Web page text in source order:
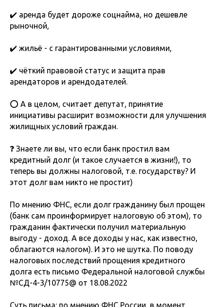
✔️ аренда будет дороже соцнайма, но дешевле
рыночной,
✔️ жильё - с гарантированными условиями,
✔️ чёткий правовой статус и защита прав
арендаторов и арендодателей.
⭕️ А в целом, считает депутат, принятие
инициативы расширит возможности для улучшения
жилищных условий граждан.
❓ Знаете ли вы, что если банк простил вам
кредитный долг (и такое случается в жизни!), то
теперь вы должны налоговой, т.е. государству? И
этот долг вам никто не простит)
По мнению ФНС, если долг гражданину был прощен
(банк сам проинформирует налоговую об этом), то
гражданин фактически получил материальную
выгоду - доход. А все доходы у нас, как известно,
облагаются налогом). И это не шутка. По поводу
налоговых последствий прощения кредитного
долга есть письмо Федеральной налоговой службы
№СД-4-3/10775@ от 18.08.2022
Суть письма: по мнению ФНС России, в момент